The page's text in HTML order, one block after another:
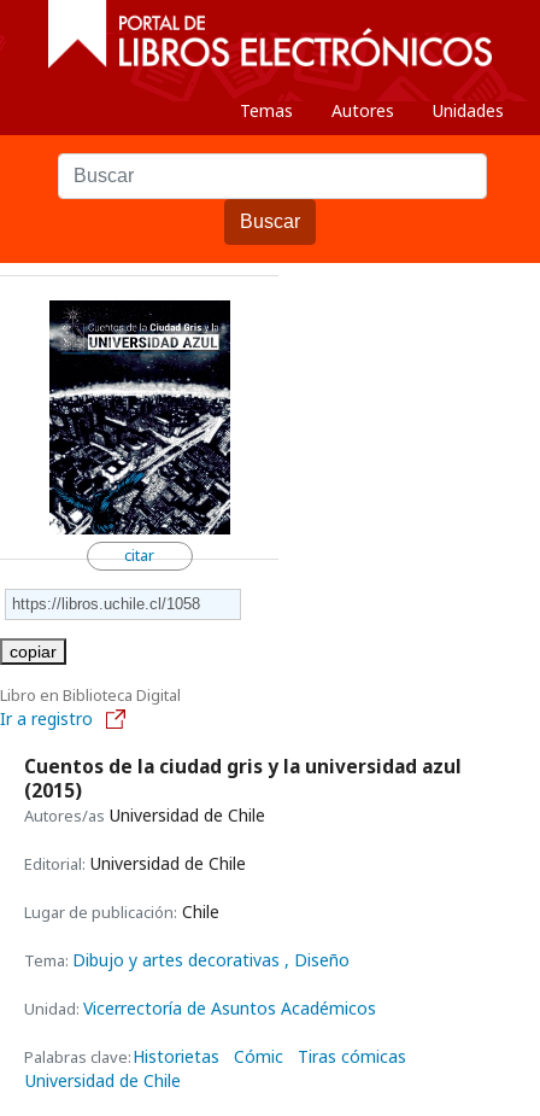
Temas Autores Unidades
Buscar
citar
copiar
Libro en Biblioteca Digital
Ir a registro
Cuentos de la ciudad gris y la universidad azul
(2015)
Autores/as Universidad de Chile
Editorial: Universidad de Chile
Lugar de publicación: Chile
Tema: Dibujo y artes decorativas , Diseño
Unidad: Vicerrectoría de Asuntos Académicos
Palabras clave:Historietas Cómic
Tiras cómicas
Universidad de Chile